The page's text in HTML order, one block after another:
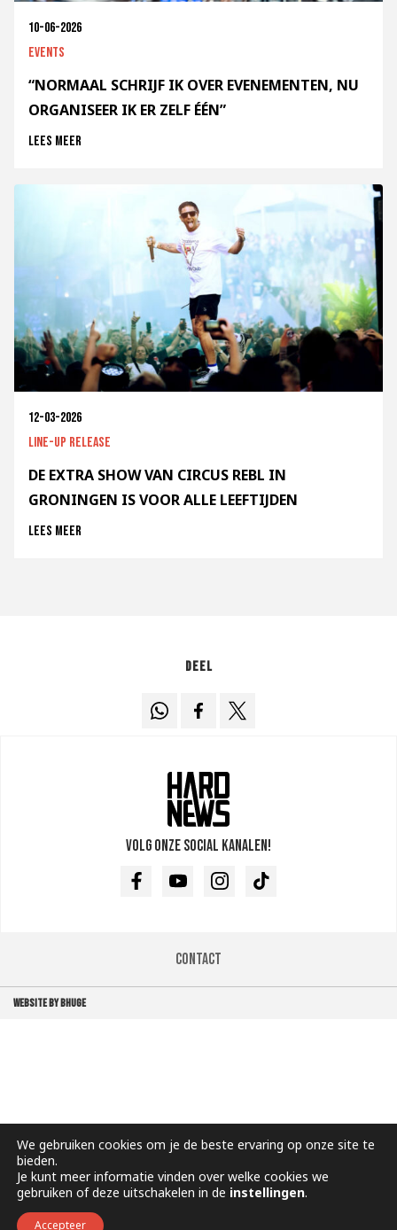
10-06-2026
Events
“NORMAAL SCHRIJF IK OVER EVENEMENTEN, NU
ORGANISEER IK ER ZELF ÉÉN”
Lees meer
12-03-2026
Line-up release
DE EXTRA SHOW VAN CIRCUS REBL IN
GRONINGEN IS VOOR ALLE LEEFTIJDEN
Lees meer
Deel
Volg onze social kanalen!
FacebookYoutubeInstagramTikTok
Contact
WEBSITE BY BHUGE
We gebruiken cookies om je de beste ervaring op onze site te
bieden.
Je kunt meer informatie vinden over welke cookies we
gebruiken of deze uitschakelen in de instellingen.
Accepteer